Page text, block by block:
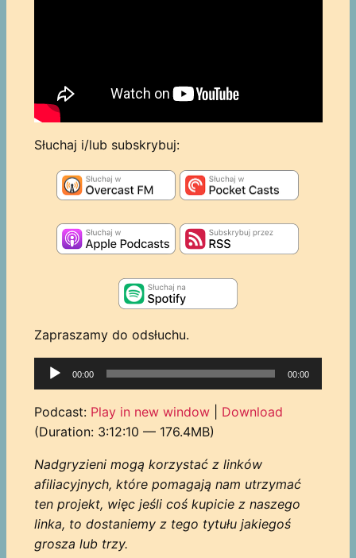
Słuchaj i/lub subskrybuj:
Zapraszamy do odsłuchu.
Odtwarzacz
plików
dźwiękowych
00:00 00:00
Podcast: Play in new window| Download
(Duration: 3:12:10 — 176.4MB)
Nadgryzieni mogą korzystać z linków
afiliacyjnych, które pomagają nam utrzymać
ten projekt, więc jeśli coś kupicie z naszego
linka, to dostaniemy z tego tytułu jakiegoś
grosza lub trzy.